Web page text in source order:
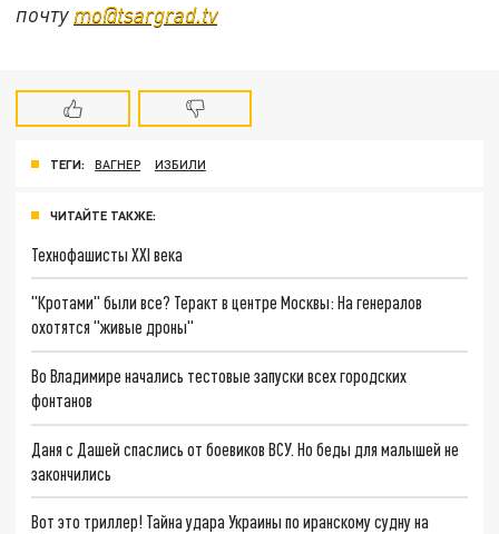
почту mo@tsargrad.tv
ТЕГИ: ВАГНЕР ИЗБИЛИ
ЧИТАЙТЕ ТАКЖЕ:
Технофашисты XXI века
"Кротами" были все? Теракт в центре Москвы: На генералов
охотятся "живые дроны"
Во Владимире начались тестовые запуски всех городских
фонтанов
Даня с Дашей спаслись от боевиков ВСУ. Но беды для малышей не
закончились
Вот это триллер! Тайна удара Украины по иранскому судну на